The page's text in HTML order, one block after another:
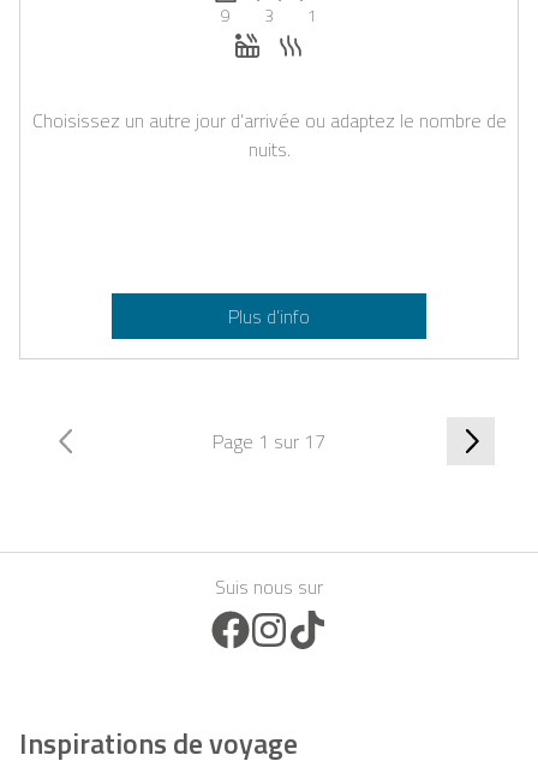
9
3
1
Jacuzzi
Choisissez un autre jour d’arrivée ou adaptez le nombre de
nuits.
Plus d’info
Page 1 sur 17
Suis nous sur
Facebook Icon
Instagram Icon
Inspirations de voyage